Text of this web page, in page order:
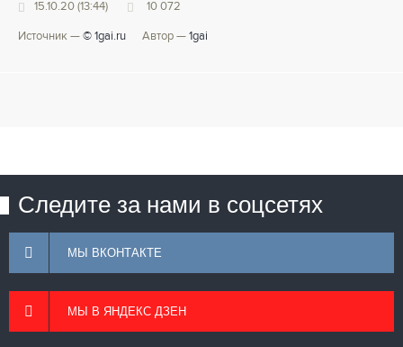
15.10.20 (13:44) 10 072
Источник — © 1gai.ru Автор — 1gai
Следите за нами в соцсетях
МЫ ВКОНТАКТЕ
МЫ В ЯНДЕКС ДЗЕН